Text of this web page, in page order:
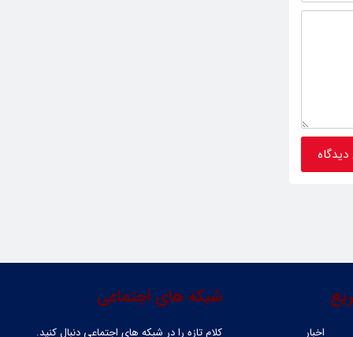
شبکه های اجتماعی
کلام تازه را در شبکه ‌های اجتماعی دنبال کنید.
اخبار